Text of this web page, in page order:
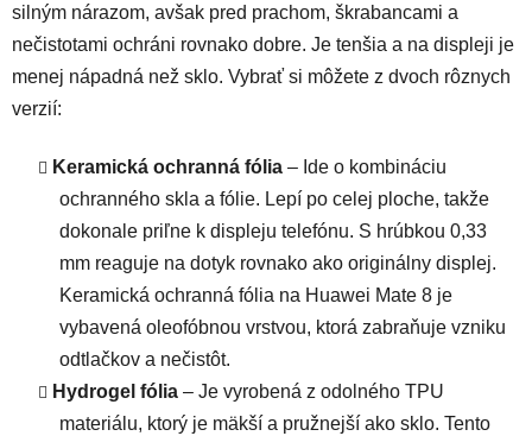
silným nárazom, avšak pred prachom, škrabancami a
nečistotami ochráni rovnako dobre. Je tenšia a na displeji je
menej nápadná než sklo. Vybrať si môžete z dvoch rôznych
verzií:
Keramická ochranná fólia – Ide o kombináciu
ochranného skla a fólie. Lepí po celej ploche, takže
dokonale priľne k displeju telefónu. S hrúbkou 0,33
mm reaguje na dotyk rovnako ako originálny displej.
Keramická ochranná fólia na Huawei Mate 8 je
vybavená oleofóbnou vrstvou, ktorá zabraňuje vzniku
odtlačkov a nečistôt.
Hydrogel fólia – Je vyrobená z odolného TPU
materiálu, ktorý je mäkší a pružnejší ako sklo. Tento